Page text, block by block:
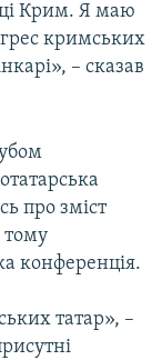
Крим. Я маю
кримських
– сказав
про зміст
тому
конференція.
татар», –